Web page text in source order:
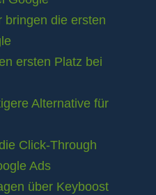
bringen die ersten
ersten Platz bei
Alternative für
Click-Through
Ads
über Keyboost